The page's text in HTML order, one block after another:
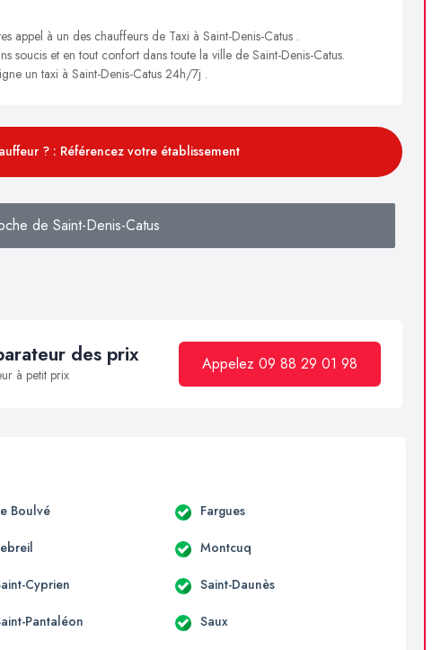
appel à un des chauffeurs de Taxi à Saint-Denis-Catus .
soucis et en tout confort dans toute la ville de Saint-Denis-Catus.
un taxi à Saint-Denis-Catus 24h/7j .
? : Référencez votre établissement
de Saint-Denis-Catus
des prix
à petit prix
Appelez 09 88 29 01 98
Boulvé Fargues
Montcuq
Cyprien Saint-Daunès
Pantaléon Saux